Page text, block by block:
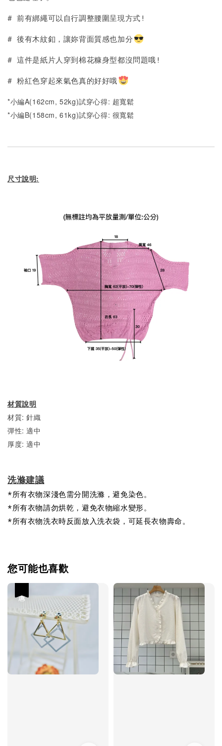
# 前有綁繩可以自行調整腰圍呈現方式!
# 後有木紋釦，讓妳背面質感也加分
# 這件是紙片人穿到棉花糠身型都沒問題哦!
# 粉紅色穿起來氣色真的好好哦
*小編A(162cm, 52kg)試穿心得: 超寬鬆
*小編B(158cm, 61kg)試穿心得: 很寬鬆
尺寸說明:
材質說明
材質: 針織
彈性: 適中
厚度: 適中
洗滌建議
*所有衣物深淺色需分開洗滌，避免染色。
*所有衣物請勿烘乾，避免衣物縮水變形。
*所有衣物洗衣時反面放入洗衣袋，可延長衣物壽命。
您可能也喜歡